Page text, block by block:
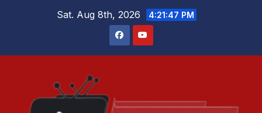
Sat. Aug 8th, 2026 4:21:47 PM